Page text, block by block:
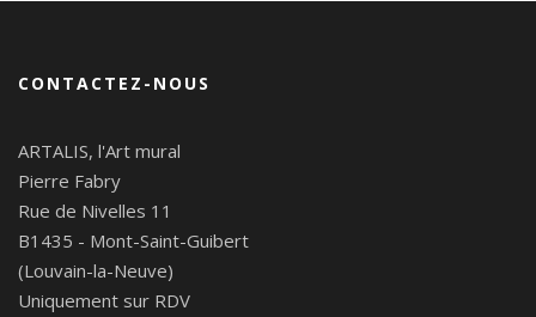
CONTACTEZ-NOUS
ARTALIS, l'Art mural
Pierre Fabry
Rue de Nivelles 11
B1435 - Mont-Saint-Guibert
(Louvain-la-Neuve)
Uniquement sur RDV